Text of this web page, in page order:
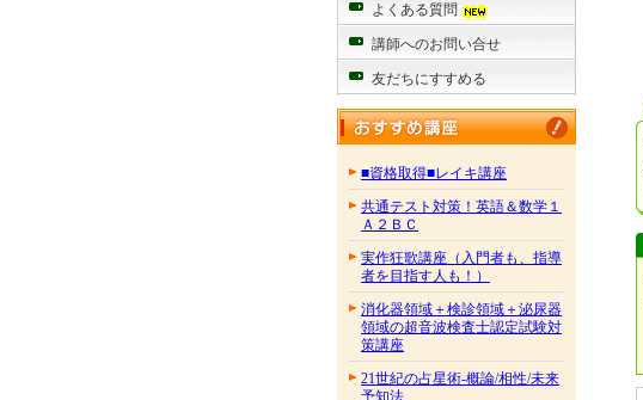
よくある質問
講師へのお問い合せ
友だちにすすめる
■資格取得■レイキ講座
共通テスト対策！英語＆数学１
Ａ２ＢＣ
実作狂歌講座（入門者も、指導
者を目指す人も！）
消化器領域＋検診領域＋泌尿器
領域の超音波検査士認定試験対
策講座
21世紀の占星術-概論/相性/未来
予知法